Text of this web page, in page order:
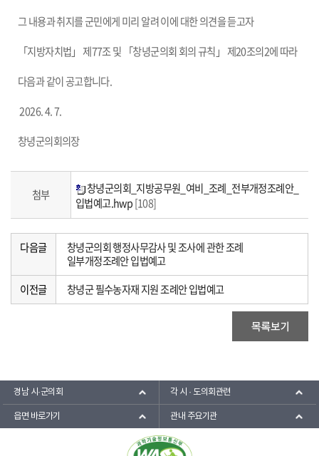
그 내용과 취지를 군민에게 미리 알려 이에 대한 의견을 듣고자
「지방자치법」 제77조 및 「창녕군의회 회의 규칙」 제20조의2에 따라
다음과 같이 공고합니다.
2026. 4. 7.
창녕군의회의장
첨부
창녕군의회_지방공무원_여비_조례_전부개정조례안_
입법예고.hwp[108]
다음글
창녕군의회 행정사무감사 및 조사에 관한 조례
일부개정조례안 입법예고
이전글
창녕군 필수농자재 지원 조례안 입법예고
경남 시·군의회 각 시 · 도의회관련
읍면 바로가기 관내 주요기관